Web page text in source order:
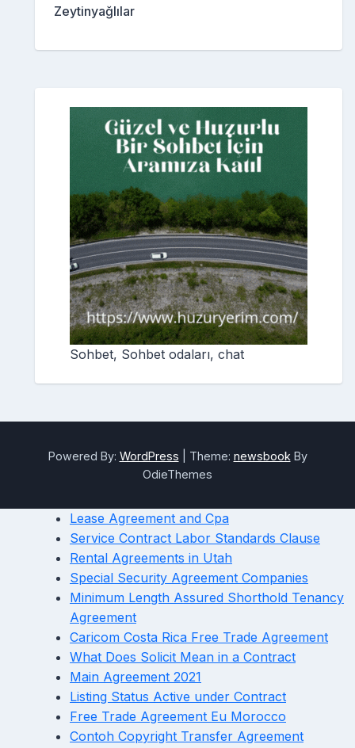
Zeytinyağlılar
Sohbet, Sohbet odaları, chat
Powered By: WordPress Theme: newsbook By
OdieThemes
Lease Agreement and Cpa
Service Contract Labor Standards Clause
Rental Agreements in Utah
Special Security Agreement Companies
Minimum Length Assured Shorthold Tenancy
Agreement
Caricom Costa Rica Free Trade Agreement
What Does Solicit Mean in a Contract
Main Agreement 2021
Listing Status Active under Contract
Free Trade Agreement Eu Morocco
Contoh Copyright Transfer Agreement